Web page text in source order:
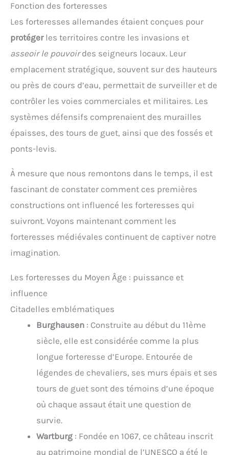
Fonction des forteresses
Les forteresses allemandes étaient conçues pour
protégerles territoires contre les invasions et
asseoir le pouvoirdes seigneurs locaux. Leur
emplacement stratégique, souvent sur des hauteurs
ou près de cours d’eau, permettait de surveiller et de
contrôler les voies commerciales et militaires. Les
systèmes défensifs comprenaient des murailles
épaisses, des tours de guet, ainsi que des fossés et
ponts-levis.
À mesure que nous remontons dans le temps, il est
fascinant de constater comment ces premières
constructions ont influencé les forteresses qui
suivront. Voyons maintenant comment les
forteresses médiévales continuent de captiver notre
imagination.
Les forteresses du Moyen Âge : puissance et
influence
Citadelles emblématiques
Burghausen : Construite au début du 11ème
siècle, elle est considérée comme la plus
longue forteresse d’Europe. Entourée de
légendes de chevaliers, ses murs épais et ses
tours de guet sont des témoins d’une époque
où chaque assaut était une question de
survie.
Wartburg : Fondée en 1067, ce château inscrit
au patrimoine mondial de l’UNESCO a été le